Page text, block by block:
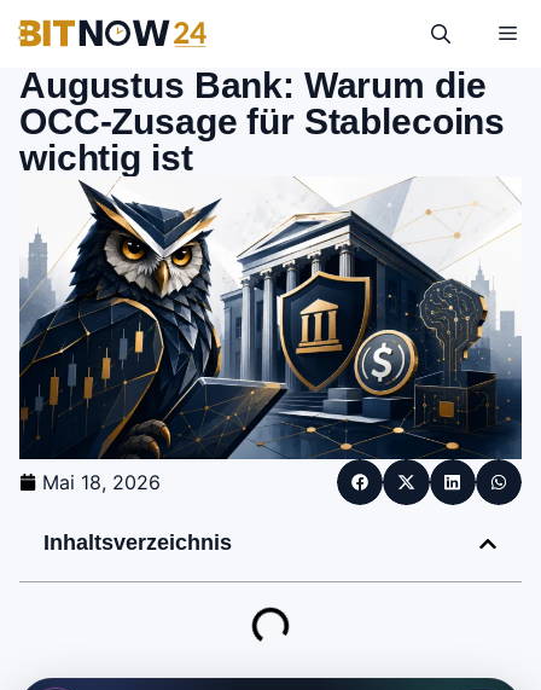
Augustus Bank: Warum die
OCC-Zusage für Stablecoins
wichtig ist
Mai 18, 2026
Inhaltsverzeichnis